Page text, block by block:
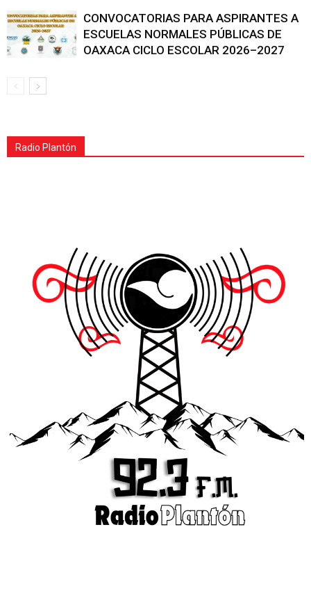
CONVOCATORIAS PARA ASPIRANTES A
ESCUELAS NORMALES PÚBLICAS DE
OAXACA CICLO ESCOLAR 2026–2027
Radio Plantón